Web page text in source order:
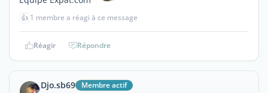
👍 1 membre a réagi à ce message
Réagir Répondre
Djo.sb69 Membre actif